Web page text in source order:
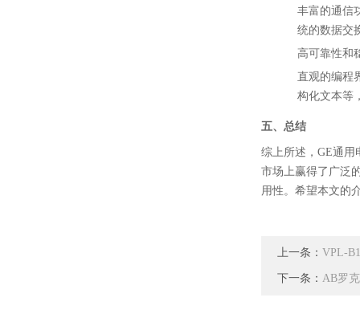
丰富的通信
统的数据交
高可靠性和
直观的编程
构化文本等
五、总结
综上所述，GE通用
市场上赢得了广泛
用性。希望本文的
上一条： VPL-
下一条： AB罗